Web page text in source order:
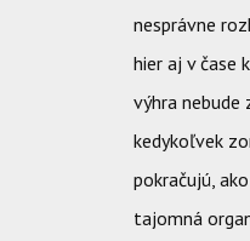
nesprávne
hier aj v čase
výhra nebude
kedykoľvek
pokračujú,
tajomná